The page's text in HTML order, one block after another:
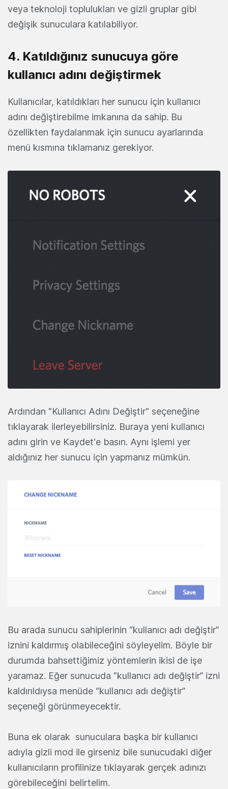
veya teknoloji toplulukları ve gizli gruplar gibi
değişik sunuculara katılabiliyor.
4. Katıldığınız sunucuya göre
kullanıcı adını değiştirmek
Kullanıcılar, katıldıkları her sunucu için kullanıcı
adını değiştirebilme imkanına da sahip. Bu
özellikten faydalanmak için sunucu ayarlarında
menü kısmına tıklamanız gerekiyor.
Ardından "Kullanıcı Adını Değiştir" seçeneğine
tıklayarak ilerleyebilirsiniz. Buraya yeni kullanıcı
adını girin ve Kaydet'e basın. Aynı işlemi yer
aldığınız her sunucu için yapmanız mümkün.
Bu arada sunucu sahiplerinin “kullanıcı adı değiştir”
iznini kaldırmış olabileceğini söyleyelim. Böyle bir
durumda bahsettiğimiz yöntemlerin ikisi de işe
yaramaz. Eğer sunucuda "kullanıcı adı değiştir” izni
kaldırıldıysa menüde “kullanıcı adı değiştir”
seçeneği görünmeyecektir.
Buna ek olarak sunuculara başka bir kullanıcı
adıyla gizli mod ile girseniz bile sunucudaki diğer
kullanıcıların profilinize tıklayarak gerçek adınızı
görebileceğini belirtelim.